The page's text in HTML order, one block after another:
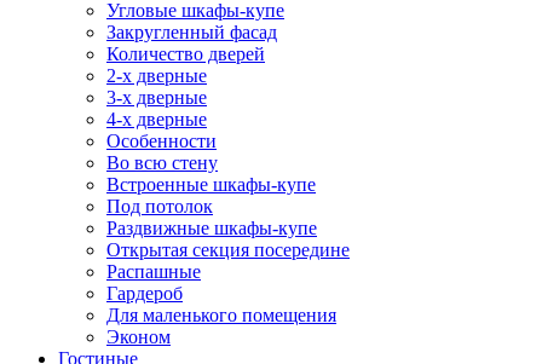
Угловые шкафы-купе
Закругленный фасад
Количество дверей
2-х дверные
3-х дверные
4-х дверные
Особенности
Во всю стену
Встроенные шкафы-купе
Под потолок
Раздвижные шкафы-купе
Открытая секция посередине
Распашные
Гардероб
Для маленького помещения
Эконом
Гостиные